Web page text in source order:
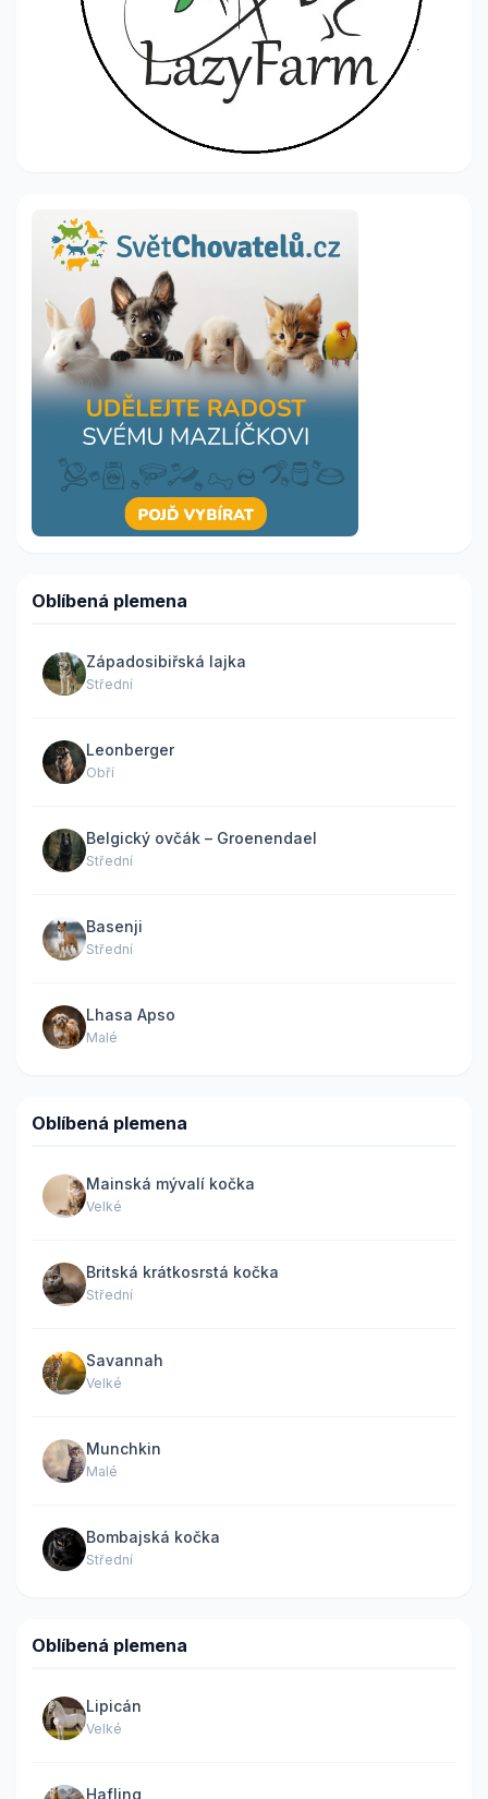
Oblíbená plemena
Západosibiřská lajka
Střední
Leonberger
Obří
Belgický ovčák – Groenendael
Střední
Basenji
Střední
Lhasa Apso
Malé
Oblíbená plemena
Mainská mývalí kočka
Velké
Britská krátkosrstá kočka
Střední
Savannah
Velké
Munchkin
Malé
Bombajská kočka
Střední
Oblíbená plemena
Lipicán
Velké
Hafling